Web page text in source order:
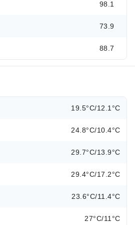
98.1
73.9
88.7
19.5°C/12.1°C
24.8°C/10.4°C
29.7°C/13.9°C
29.4°C/17.2°C
23.6°C/11.4°C
27°C/11°C